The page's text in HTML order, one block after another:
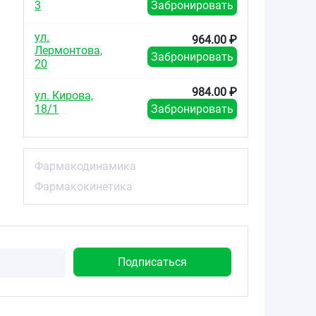
3
Забронировать
ул.
Лермонтова,
20
964.00 ₽
Забронировать
ул. Кирова,
18/1
984.00 ₽
Забронировать
Фармакодинамика
Фармакокинетика